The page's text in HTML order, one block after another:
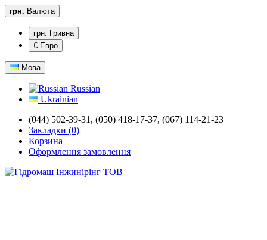
грн. Валюта
грн. Гривна
€ Евро
Мова
Russian
Ukrainian
(044) 502-39-31, (050) 418-17-37, (067) 114-21-23
Закладки (0)
Корзина
Оформлення замовлення